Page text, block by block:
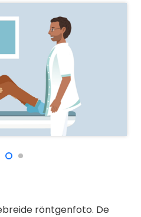
röntgenfoto. De